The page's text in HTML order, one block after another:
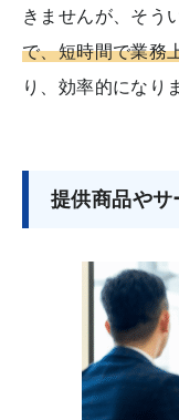
きませんが、そう
で、短時間で業務
り、効率的になり
提供商品や